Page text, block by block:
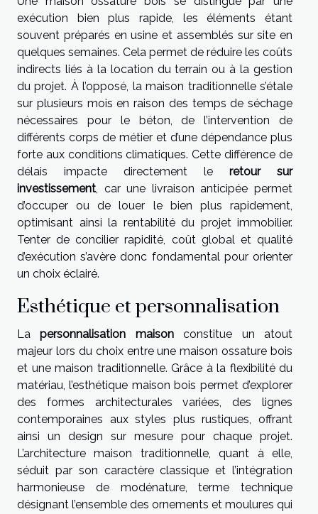
exécution bien plus rapide, les éléments étant
souvent préparés en usine et assemblés sur site en
quelques semaines. Cela permet de réduire les coûts
indirects liés à la location du terrain ou à la gestion
du projet. À l’opposé, la maison traditionnelle s’étale
sur plusieurs mois en raison des temps de séchage
nécessaires pour le béton, de l’intervention de
différents corps de métier et d’une dépendance plus
forte aux conditions climatiques. Cette différence de
délais impacte directement le retour sur
investissement, car une livraison anticipée permet
d’occuper ou de louer le bien plus rapidement,
optimisant ainsi la rentabilité du projet immobilier.
Tenter de concilier rapidité, coût global et qualité
d’exécution s’avère donc fondamental pour orienter
un choix éclairé.
Esthétique et personnalisation
Lapersonnalisation maisonconstitue un atout
majeur lors du choix entre une maison ossature bois
et une maison traditionnelle. Grâce à la flexibilité du
matériau, l’esthétique maison bois permet d’explorer
des formes architecturales variées, des lignes
contemporaines aux styles plus rustiques, offrant
ainsi un design sur mesure pour chaque projet.
L’architecture maison traditionnelle, quant à elle,
séduit par son caractère classique et l’intégration
harmonieuse de modénature, terme technique
désignant l’ensemble des ornements et moulures qui